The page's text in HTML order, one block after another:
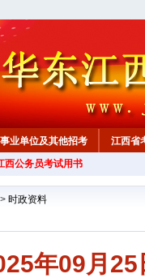
业单位及其他招考 江西省
西公务员考试用书
时政资料
年09月